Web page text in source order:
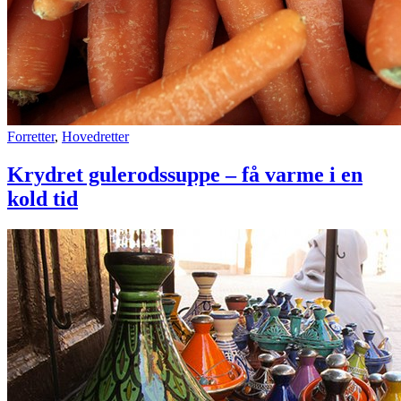
Krydret
–
få
varme
en
kold
tid
Forretter, Hovedretter
Krydret gulerodssuppe – få varme i en
kold tid